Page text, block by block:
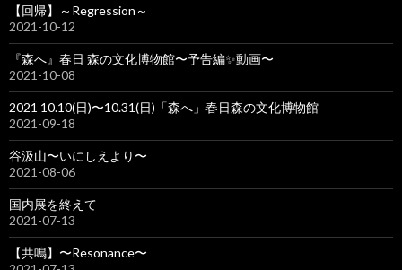
【回帰】～Regression～
2021-10-12
『森へ』春日 森の文化博物館〜予告編✨動画〜
2021-10-08
2021 10.10(日)〜10.31(日)「森へ」春日森の文化博物館
2021-09-18
谷汲山〜いにしえより〜
2021-08-06
国内展を終えて
2021-07-13
【共鳴】〜Resonance〜